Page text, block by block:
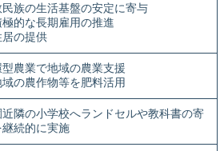
民族の生活基盤の安定に寄与
極的な長期雇用の推進
居の提供
農業で地域の農業支援
域の農作物等を肥料活用
近隣の小学校へランドセルや教科書の寄
継続的に実施